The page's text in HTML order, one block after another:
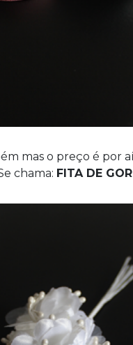
mas o preço é por
chama: FITA DE